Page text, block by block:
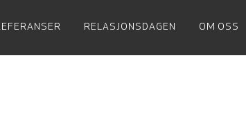
RELASJONSDAGEN OM OSS